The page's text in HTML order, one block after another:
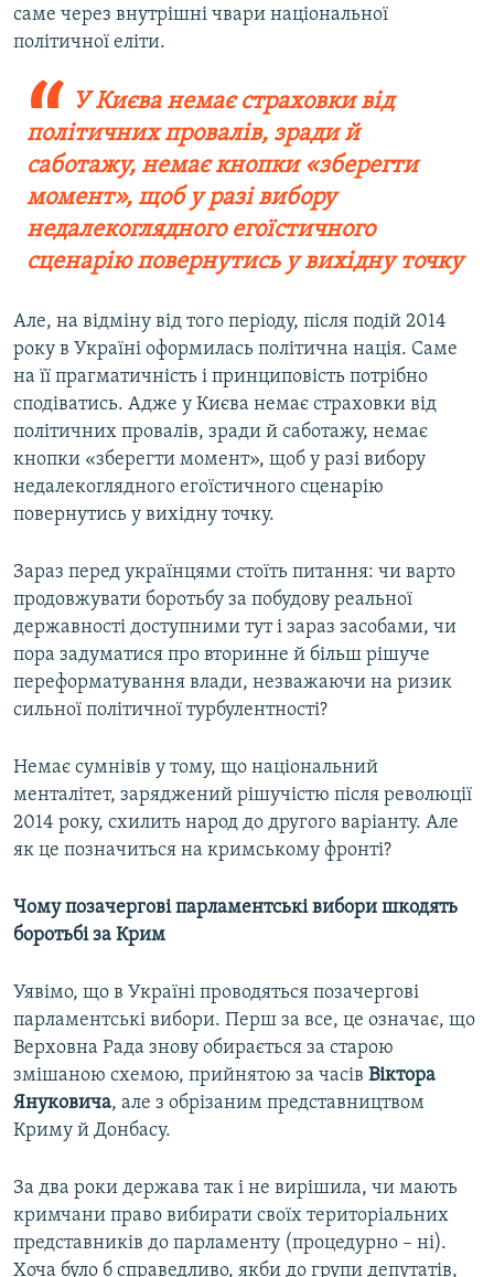
саме через внутрішні чвари національної
політичної еліти.
У Києва немає страховки від
політичних провалів, зради й
саботажу, немає кнопки «зберегти
момент», щоб у разі вибору
недалекоглядного егоїстичного
сценарію повернутись у вихідну точку
Але, на відміну від того періоду, після подій 2014
року в Україні оформилась політична нація. Саме
на її прагматичність і принциповість потрібно
сподіватись. Адже у Києва немає страховки від
політичних провалів, зради й саботажу, немає
кнопки «зберегти момент», щоб у разі вибору
недалекоглядного егоїстичного сценарію
повернутись у вихідну точку.
Зараз перед українцями стоїть питання: чи варто
продовжувати боротьбу за побудову реальної
державності доступними тут і зараз засобами, чи
пора задуматися про вторинне й більш рішуче
переформатування влади, незважаючи на ризик
сильної політичної турбулентності?
Немає сумнівів у тому, що національний
менталітет, заряджений рішучістю після революції
2014 року, схилить народ до другого варіанту. Але
як це позначиться на кримському фронті?
Чому позачергові парламентські вибори шкодять
боротьбі за Крим
Уявімо, що в Україні проводяться позачергові
парламентські вибори. Перш за все, це означає, що
Верховна Рада знову обирається за старою
змішаною схемою, прийнятою за часів Віктора
Януковича, але з обрізаним представництвом
Криму й Донбасу.
За два роки держава так і не вирішила, чи мають
кримчани право вибирати своїх територіальних
представників до парламенту (процедурно – ні).
Хоча було б справедливо, якби до групи депутатів,